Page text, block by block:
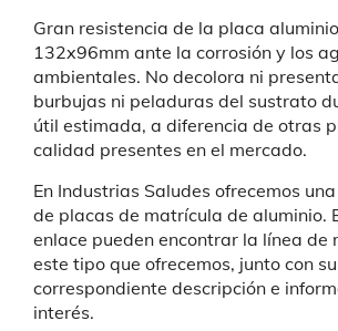
Gran resistencia de la placa
132x96mm ante la corrosión y los
ambientales. No decolora ni
burbujas ni peladuras del sustrato
útil estimada, a diferencia de otras
calidad presentes en el mercado.
En Industrias Saludes ofrecemos
de placas de matrícula de aluminio.
enlace pueden encontrar la línea de
este tipo que ofrecemos, junto con su
correspondiente descripción e
interés.